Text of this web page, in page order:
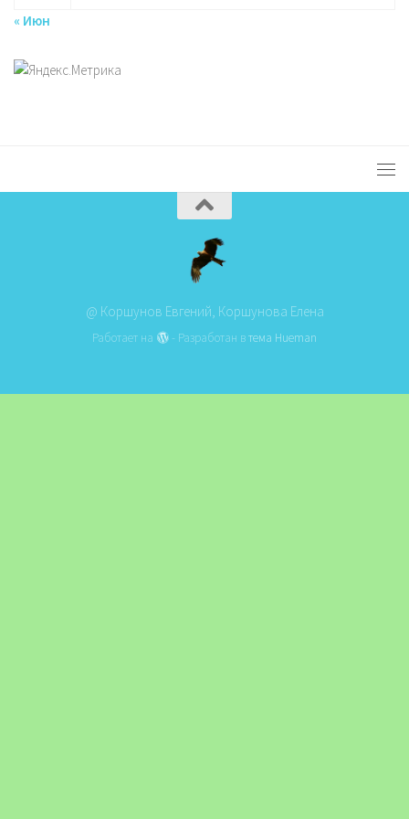
« Июн
@ Коршунов Евгений, Коршунова Елена
Работает на - Разработан втема Hueman